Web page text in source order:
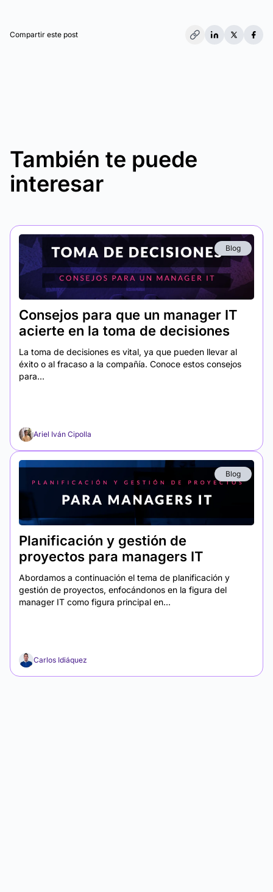
Compartir este post
También te puede
interesar
Blog
Consejos para que un manager IT
acierte en la toma de decisiones
La toma de decisiones es vital, ya que pueden llevar al
éxito o al fracaso a la compañía. Conoce estos consejos
para...
Ariel Iván Cipolla
Blog
Planificación y gestión de
proyectos para managers IT
Abordamos a continuación el tema de planificación y
gestión de proyectos, enfocándonos en la figura del
manager IT como figura principal en...
Carlos Idiáquez